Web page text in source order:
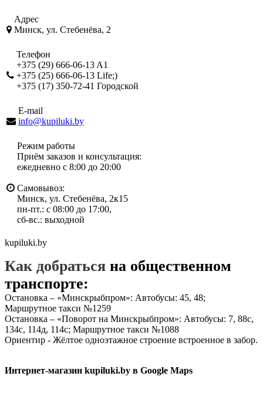
Адрес
Минск, ул. Стебенёва, 2
Телефон
+375 (29) 666-06-13 A1
+375 (25) 666-06-13 Life;)
+375 (17) 350-72-41 Городской
E-mail
info@kupiluki.by
Режим работы
Приём заказов и консультация:
ежедневно с 8:00 до 20:00
Самовывоз:
Минск, ул. Стебенёва, 2к15
пн-пт.: с 08:00 до 17:00,
сб-вс.: выходной
kupiluki.by
Как добраться на общественном
транспорте:
Остановка – «Минскрыбпром»: Автобусы: 45, 48;
Маршрутное такси №1259
Остановка – «Поворот на Минскрыбпром»: Автобусы: 7, 88с,
134с, 114д, 114с; Маршрутное такси №1088
Ориентир - Жёлтое одноэтажное строение встроенное в забор.
Интернет-магазин kupiluki.by в Google Maps